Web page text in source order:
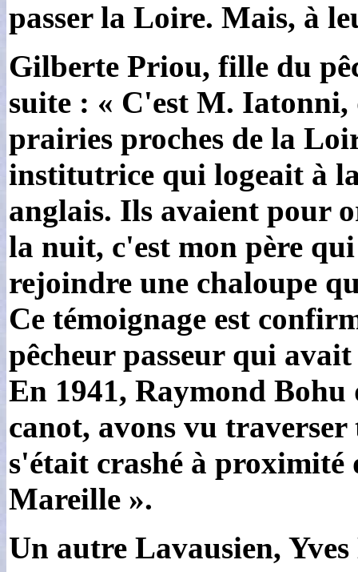
passer la Loire. Mais, à
Gilberte Priou, fille du
suite : « C'est M. Iatonni,
prairies proches de la
institutrice qui logeait à
anglais. Ils avaient pour
la nuit, c'est mon père
rejoindre une chaloupe
Ce témoignage est
pêcheur passeur qui
En 1941, Raymond
canot, avons vu
s'était crashé à
Mareille ».
Un autre Lavausien,